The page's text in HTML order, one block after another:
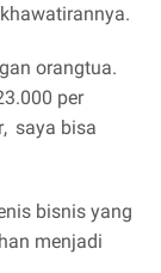
orangtua.
per
, saya bisa
bisnis yang
menjadi